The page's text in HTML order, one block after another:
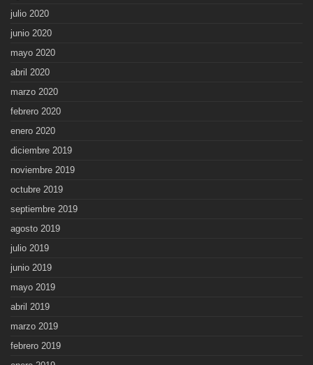
julio 2020
junio 2020
mayo 2020
abril 2020
marzo 2020
febrero 2020
enero 2020
diciembre 2019
noviembre 2019
octubre 2019
septiembre 2019
agosto 2019
julio 2019
junio 2019
mayo 2019
abril 2019
marzo 2019
febrero 2019